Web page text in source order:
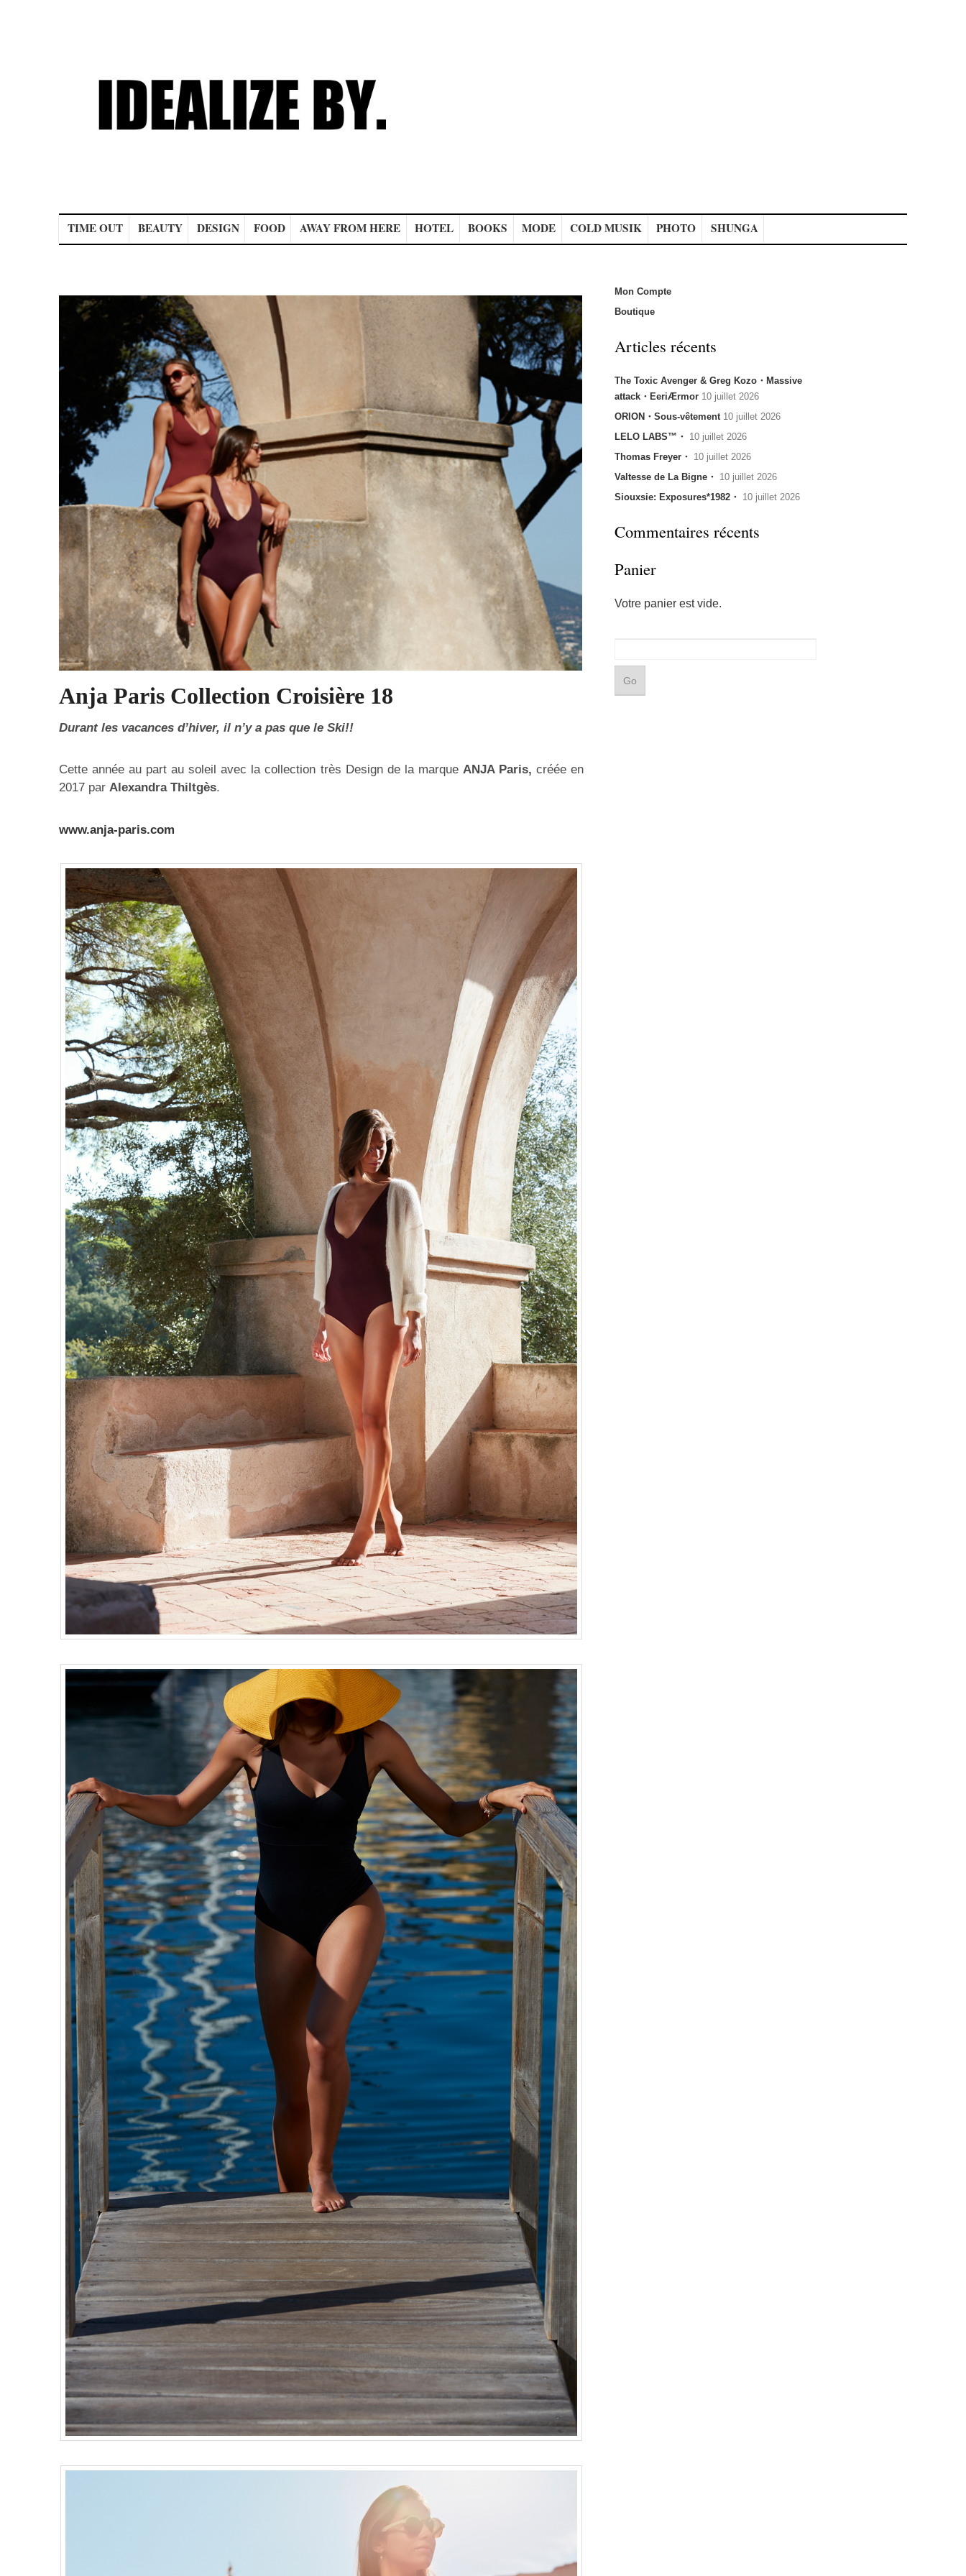
TIME OUT BEAUTY DESIGN FOOD AWAY FROM HERE HOTEL BOOKS MODE COLD MUSIK PHOTO SHUNGA
Post navigation
Anja Paris Collection Croisière 18
Durant les vacances d’hiver, il n’y a pas que le Ski!!
Cette année au part au soleil avec la collection très Design de la marque ANJA Paris, créée en
2017 par Alexandra Thiltgès.
www.anja-paris.com
Mon Compte
Boutique
Articles récents
The Toxic Avenger & Greg Kozo・Massive
attack・EeriÆrmor 10 juillet 2026
ORION・Sous-vêtement 10 juillet 2026
LELO LABS™・ 10 juillet 2026
Thomas Freyer・ 10 juillet 2026
Valtesse de La Bigne・ 10 juillet 2026
Siouxsie: Exposures*1982・ 10 juillet 2026
Commentaires récents
Panier
Votre panier est vide.